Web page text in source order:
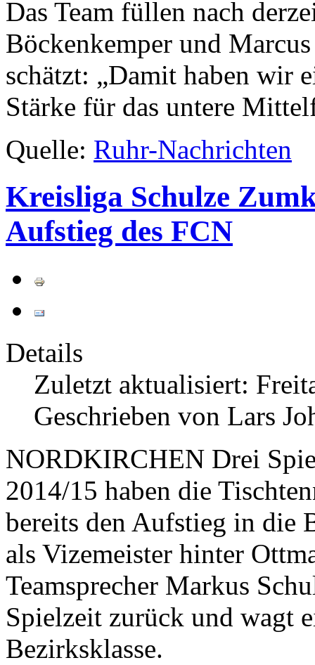
Das Team füllen nach
Böckenkemper und
schätzt: „Damit haben wir
Stärke für das untere
Quelle: Ruhr-Nachrichten
Kreisliga Schulze
Aufstieg des FCN
Details
Zuletzt aktualisiert:
Geschrieben von Lars
NORDKIRCHEN Drei
2014/15 haben die
bereits den Aufstieg in die
als Vizemeister hinter
Teamsprecher Markus
Spielzeit zurück und wagt
Bezirksklasse.